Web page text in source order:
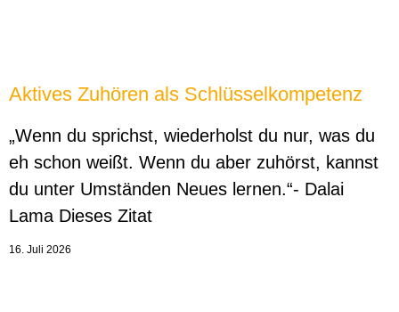
Aktives Zuhören als Schlüsselkompetenz
„Wenn du sprichst, wiederholst du nur, was du
eh schon weißt. Wenn du aber zuhörst, kannst
du unter Umständen Neues lernen.“- Dalai
Lama Dieses Zitat
16. Juli 2026